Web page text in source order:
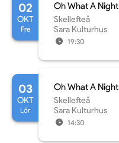
02
OKT
Fre
Oh What A Night
Skellefteå
Sara Kulturhus
19:30
03
OKT
Lör
Oh What A Night
Skellefteå
Sara Kulturhus
14:30